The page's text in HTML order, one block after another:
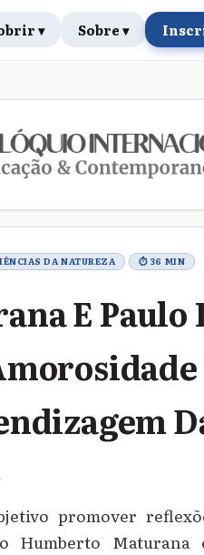
▾ Sobre ▾
DA NATUREZA ⏱ 36 MIN
E Paulo
promover
Humberto